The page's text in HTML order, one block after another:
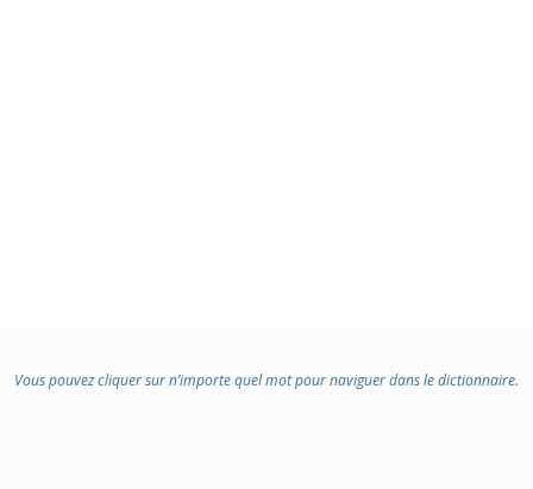
Vous pouvez cliquer sur n’importe quel mot pour naviguer dans le dictionnaire.